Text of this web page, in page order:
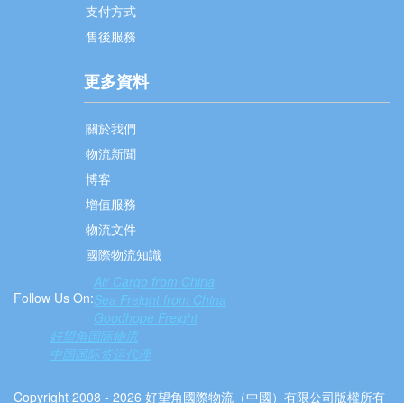
支付方式
售後服務
更多資料
關於我們
物流新聞
博客
增值服務
物流文件
國際物流知識
Follow Us On:
Air Cargo from China
Sea Freight from China
Goodhope Freight
好望角国际物流
中国国际货运代理
Copyright 2008 - 2026 好望角國際物流（中國）有限公司版權所有